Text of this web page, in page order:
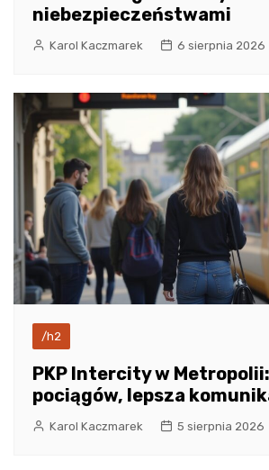
niebezpieczeństwami
Karol Kaczmarek 6 sierpnia 2026
/h2
PKP Intercity w
pociągów, lepsza
Karol Kaczmarek 5 sierpnia 2026